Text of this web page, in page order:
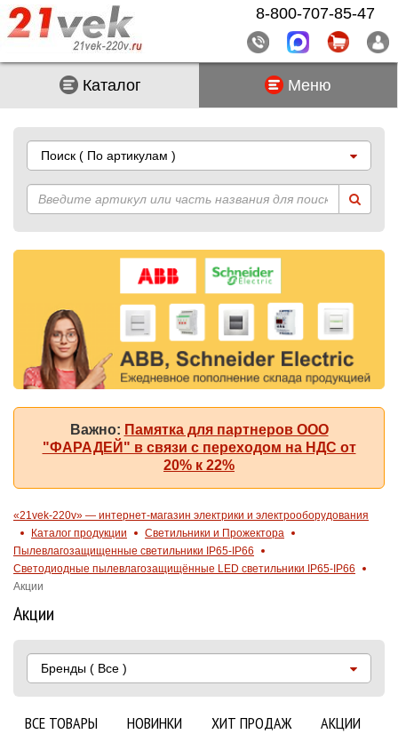
Каталог Меню
Поиск ( По артикулам )
Важно: Памятка для партнеров ООО
"ФАРАДЕЙ" в связи с переходом на НДС от
20% к 22%
«21vek-220v» — интернет-магазин электрики и электрооборудования
Каталог продукции
Светильники и Прожектора
Пылевлагозащищенные светильники IP65-IP66
Светодиодные пылевлагозащищённые LED светильники IP65-IP66
Акции
Акции
Бренды ( Все )
ВСЕ ТОВАРЫ НОВИНКИ ХИТ ПРОДАЖ
АКЦИИ
8-800-707-85-47